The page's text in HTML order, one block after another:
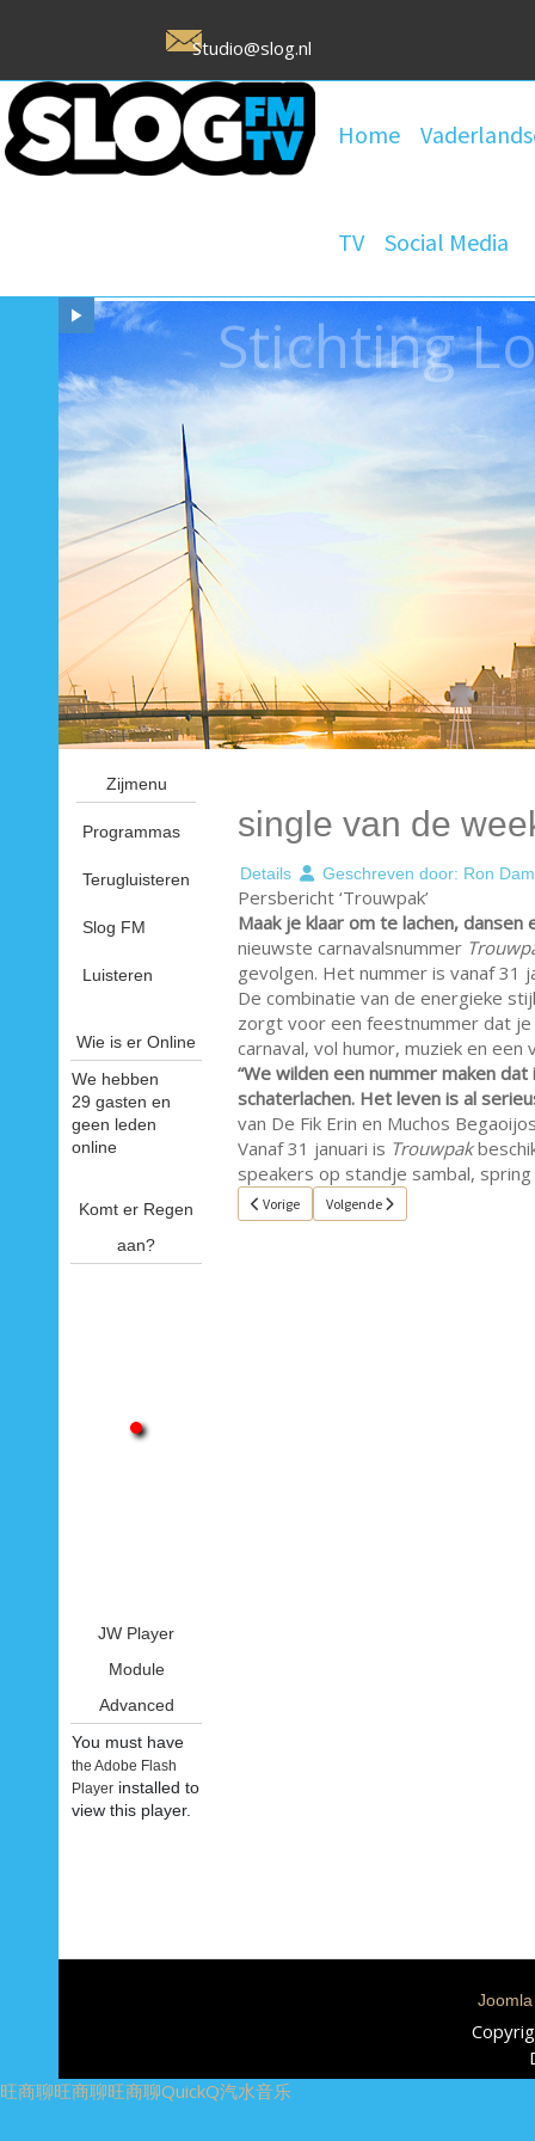
Studio@slog.nl
Home
TV Social Media
Stichting
Zijmenu
Programmas
Terugluisteren
Slog FM
Luisteren
Wie is er Online
We hebben
29 gasten en
geen leden
online
Komt er Regen
aan?
JW Player
Module
Advanced
You must have
the Adobe Flash
Player installed to
view this player.
single van de
Details Geschreven door: Ron Dam
Persbericht ‘Trouwpak’
Maak je klaar om te lachen, dansen
nieuwste carnavalsnummer
gevolgen. Het nummer is vanaf 31
De combinatie van de energieke
zorgt voor een feestnummer dat
carnaval, vol humor, muziek en een
“We wilden een nummer maken
schaterlachen. Het leven is al
van De Fik Erin en Muchos
Vanaf 31 januari is Trouwpak
speakers op standje sambal,
Vorig artikel: Single van de week 9
Vorige Volgende artikel: Single van de
Volgende
旺商聊旺商聊旺商聊QuickQ汽水音乐